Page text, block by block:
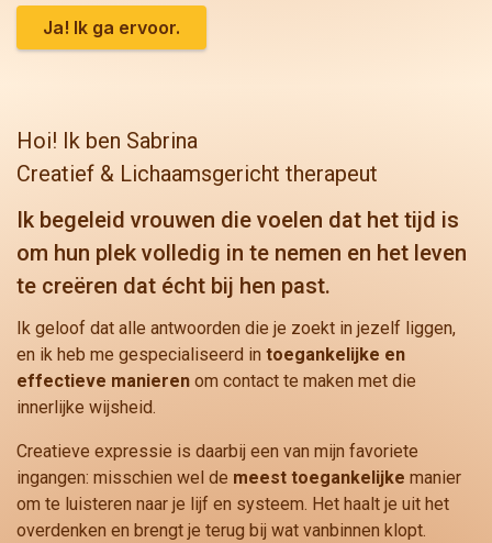
Ja! Ik ga ervoor.
Hoi! Ik ben Sabrina
Creatief & Lichaamsgericht therapeut
Ik begeleid vrouwen die voelen dat het tijd is
om hun plek volledig in te nemen en het leven
te creëren dat écht bij hen past.
Ik geloof dat alle antwoorden die je zoekt in jezelf liggen,
en ik heb me gespecialiseerd in toegankelijke en
effectieve manieren om contact te maken met die
innerlijke wijsheid.
Creatieve expressie is daarbij een van mijn favoriete
ingangen: misschien wel de meest toegankelijke manier
om te luisteren naar je lijf en systeem. Het haalt je uit het
overdenken en brengt je terug bij wat vanbinnen klopt.